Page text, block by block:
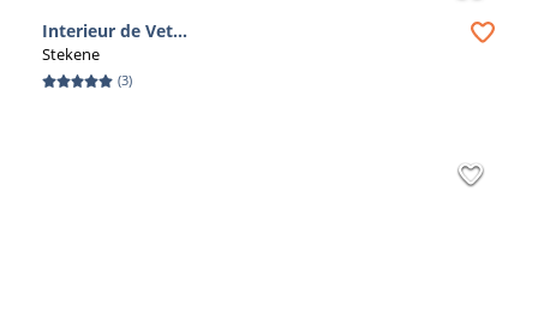
Interieur de Vet...
Stekene
(3)